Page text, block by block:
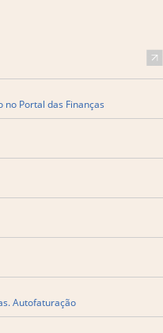
Portal das Finanças
Autofaturação